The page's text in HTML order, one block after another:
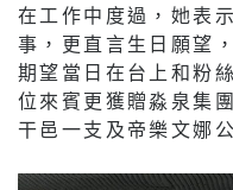
在工作中度過，她表
事，更直言生日願望
期望當日在台上和粉
位來賓更獲贈淼泉集
干邑一支及帝樂文娜